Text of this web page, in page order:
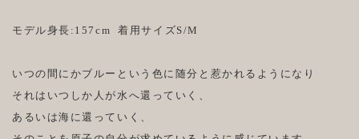
モデル身長:157cm 着用サイズS/M
いつの間にかブルーという色に随分と惹かれるようになり
それはいつしか人が水へ還っていく、
あるいは海に還っていく、